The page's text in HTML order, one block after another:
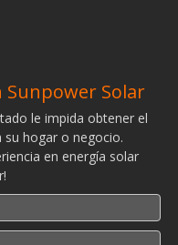
Sunpower Solar
le impida obtener el
hogar o negocio.
en energía solar